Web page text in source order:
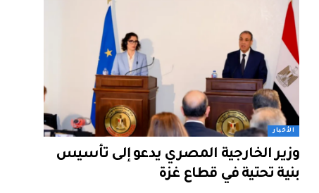
الأخبار
وزير الخارجية المصري يدعو إلى تأسيس
بنية تحتية في قطاع غزة